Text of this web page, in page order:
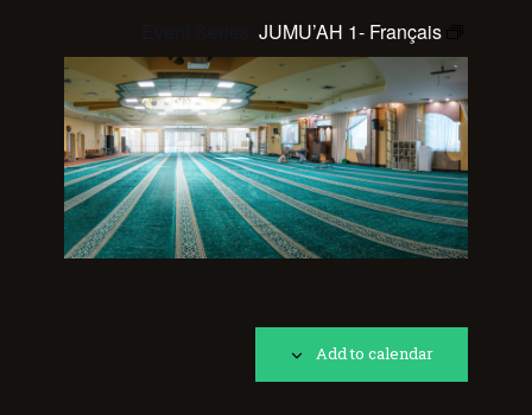
Event Series:JUMU’AH 1- Français
Add to calendar